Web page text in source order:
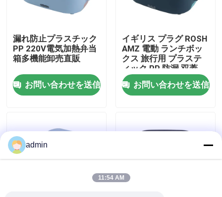
工場見学
品質管理
ニュース
事件
引金 を 求め て ください
漏れ防止プラスチック
PP 220V電気加熱弁当
箱多機能卸売直販
お問い合わせを送信
イギリス プラグ ROSH
AMZ 電動 ランチボッ
クス 旅行用 プラステ
ィック PP 防漏 双蓋
お問い合わせを送信
admin
11:54 AM